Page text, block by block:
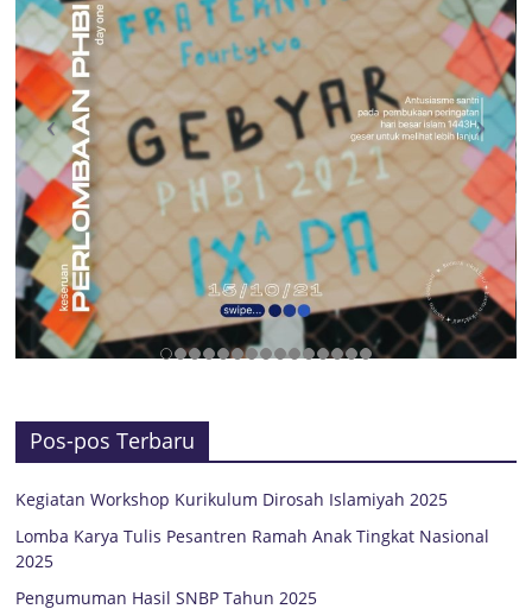
Pos-pos Terbaru
Kegiatan Workshop Kurikulum Dirosah Islamiyah 2025
Lomba Karya Tulis Pesantren Ramah Anak Tingkat Nasional
2025
Pengumuman Hasil SNBP Tahun 2025